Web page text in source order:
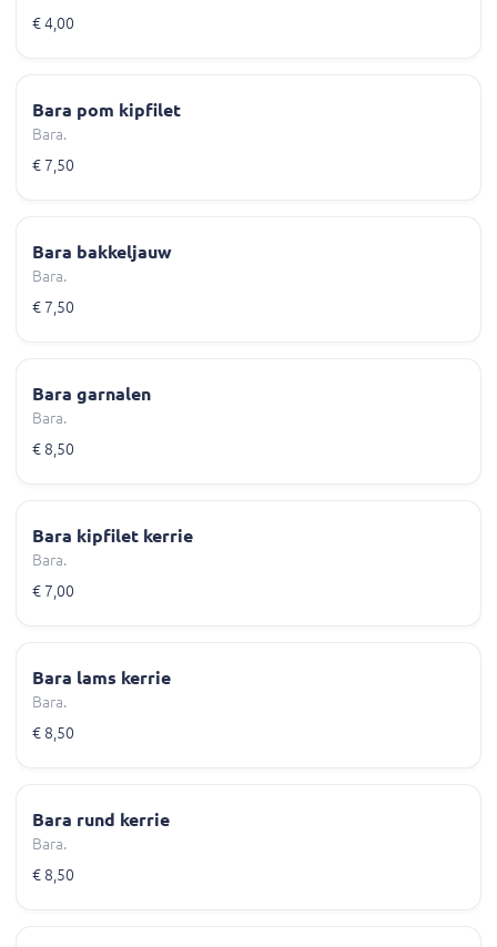
€ 4,00
Bara pom kipfilet
Bara.
€ 7,50
Bara bakkeljauw
Bara.
€ 7,50
Bara garnalen
Bara.
€ 8,50
Bara kipfilet kerrie
Bara.
€ 7,00
Bara lams kerrie
Bara.
€ 8,50
Bara rund kerrie
Bara.
€ 8,50